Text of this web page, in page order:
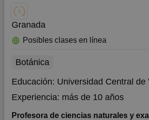
Granada
Posibles clases en línea
Botánica
Educación: Universidad Central de
Experiencia: más de 10 años
Profesora de ciencias naturales y